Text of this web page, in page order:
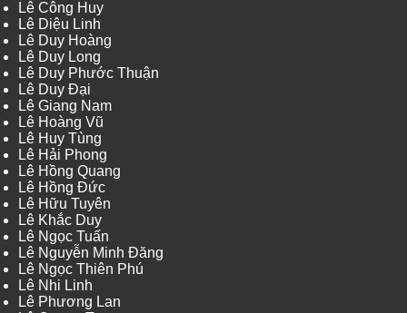
Lê Công Huy
Lê Diệu Linh
Lê Duy Hoàng
Lê Duy Long
Lê Duy Phước Thuận
Lê Duy Đại
Lê Giang Nam
Lê Hoàng Vũ
Lê Huy Tùng
Lê Hải Phong
Lê Hồng Quang
Lê Hồng Đức
Lê Hữu Tuyên
Lê Khắc Duy
Lê Ngọc Tuấn
Lê Nguyễn Minh Đăng
Lê Ngọc Thiên Phú
Lê Nhi Linh
Lê Phương Lan